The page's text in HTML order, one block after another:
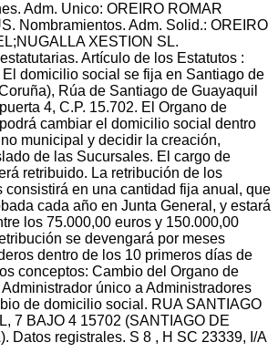
Adm. Unico: OREIRO ROMAR
Nombramientos. Adm. Solid.: OREIRO
XESTION SL.
Artículo de los Estatutos :
El domicilio social se fija en Santiago de
Rúa de Santiago de Guayaquil
4, C.P. 15.702. El Organo de
cambiar el domicilio social dentro
municipal y decidir la creación,
de las Sucursales. El cargo de
retribuido. La retribución de los
consistirá en una cantidad fija anual, que
cada año en Junta General, y estará
los 75.000,00 euros y 150.000,00
se devengará por meses
dentro de los 10 primeros días de
conceptos: Cambio del Organo de
único a Administradores
de domicilio social. RUA SANTIAGO
7 BAJO 4 15702 (SANTIAGO DE
Datos registrales. S 8 , H SC 23339, I/A